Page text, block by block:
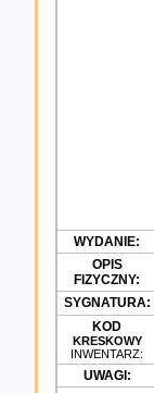
WYDANIE:
OPIS
FIZYCZNY:
SYGNATURA:
KOD
KRESKOWY
INWENTARZ:
UWAGI: